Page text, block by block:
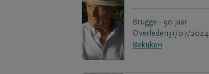
Brugge - 90 jaar
Overleden31/07/2024
Bekijken